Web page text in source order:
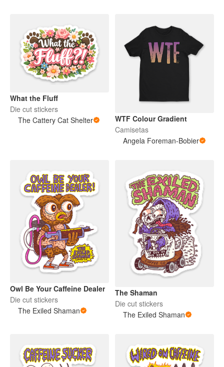
What the Fluff
Die cut stickers
The Cattery Cat Shelter
WTF Colour Gradient
Camisetas
Angela Foreman-Bobier
Owl Be Your Caffeine Dealer
Die cut stickers
The Exiled Shaman
The Shaman
Die cut stickers
The Exiled Shaman